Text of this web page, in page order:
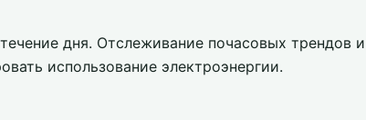
дня. Отслеживание почасовых трендов и
использование электроэнергии.